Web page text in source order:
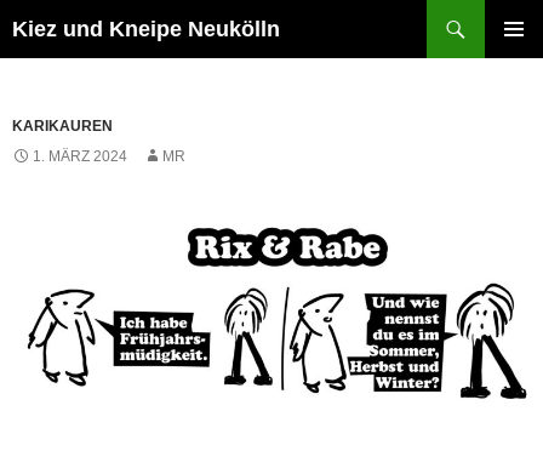
Inhalt
Kiez und Kneipe Neukölln
KARIKAUREN
1. MÄRZ 2024
MR